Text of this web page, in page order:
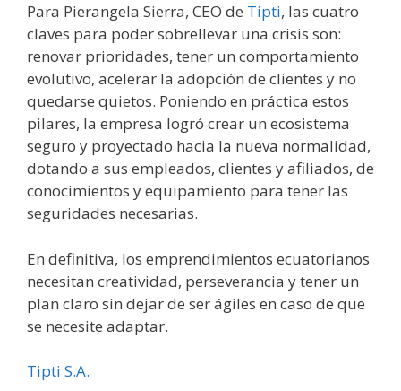
Para Pierangela Sierra, CEO de Tipti, las cuatro
claves para poder sobrellevar una crisis son:
renovar prioridades, tener un comportamiento
evolutivo, acelerar la adopción de clientes y no
quedarse quietos. Poniendo en práctica estos
pilares, la empresa logró crear un ecosistema
seguro y proyectado hacia la nueva normalidad,
dotando a sus empleados, clientes y afiliados, de
conocimientos y equipamiento para tener las
seguridades necesarias.
En definitiva, los emprendimientos ecuatorianos
necesitan creatividad, perseverancia y tener un
plan claro sin dejar de ser ágiles en caso de que
se necesite adaptar.
Tipti S.A.